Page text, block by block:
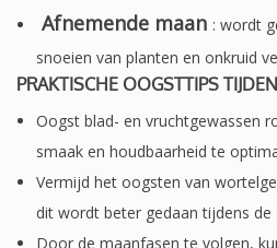
Afnemende maan : wordt
snoeien van planten en onkruid
PRAKTISCHE OOGSTTIPS
Oogst blad- en vruchtgewassen
smaak en houdbaarheid te
Vermijd het oogsten van
dit wordt beter gedaan tijdens de
Door de maanfasen te volgen,